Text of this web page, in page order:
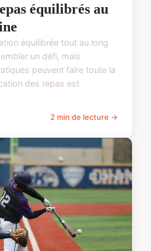
équilibrés au
équilibrée tout au long
un défi, mais
peuvent faire toute la
des repas est
2 min de lecture →